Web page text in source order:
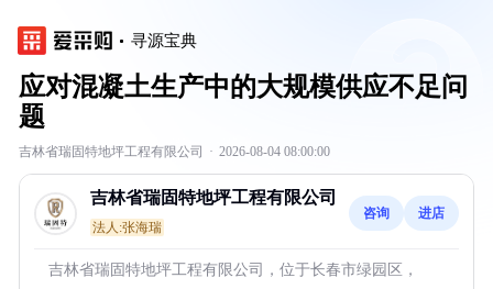
寻源宝典
应对混凝土生产中的大规模供应不足问
题
吉林省瑞固特地坪工程有限公司 · 2026-08-04 08:00:00
吉林省瑞固特地坪工程有限公司
法人:张海瑞
咨询 进店
吉林省瑞固特地坪工程有限公司，位于长春市绿园区，